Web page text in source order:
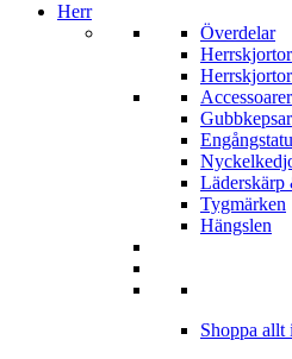
Herr
Överdelar
Herrskjortor
Accessoarer
Gubbkepsar
Läderskärp
Tygmärken
Hängslen
Shoppa allt